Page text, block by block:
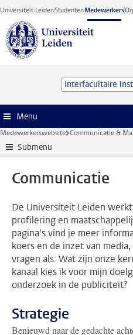
Ga direct naar de inhoud
Universiteit LeidenStudentenMedewerkers
Interfacultaire
Menu
Medewerkerswebsite Communicatie &
Submenu
Communicatie
De Universiteit Leiden
profilering en
pagina's vind je meer
koers en de inzet van
vragen als: Wat zijn onze
kanaal kies ik voor mijn
onderzoek in de publiciteit?
Strategie
Benieuwd naar de gedachte